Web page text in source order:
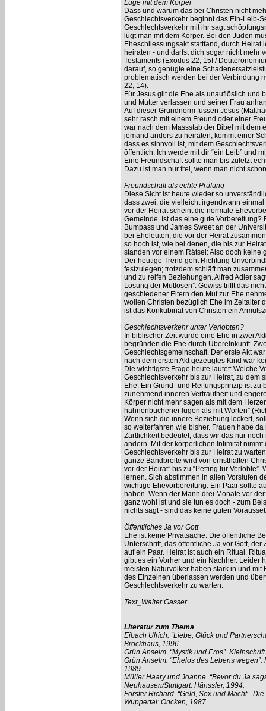
Lüge mit dem Körper
Dass und warum das bei Christen nicht
Geschlechtsverkehr beginnt das Ein-Leib-
Geschlechtsverkehr mit ihr sagt
lügt man mit dem Körper. Bei den Juden
Eheschliessungsakt stattfand, durch
heiraten - und darfst dich sogar nicht mehr
Testaments (Exodus 22, 15f /
darauf, so genügte eine
problematisch werden bei der Verbindung
22, 14).
Für Jesus gilt die Ehe als unauflöslich und
und Mutter verlassen und seiner Frau
Auf dieser Grundnorm fussen Jesus
sehr rasch mit einem Freund oder einer
war nach dem Massstab der Bibel mit dem
jemand anders zu heiraten, kommt einer
dass es sinnvoll ist, mit dem
öffentlich: Ich werde mit dir “ein Leib” und
Eine Freundschaft sollte man bis zuletzt
Dazu ist man nur frei, wenn man nicht
Freundschaft als echte Prüfung
Diese Sicht ist heute wieder so
dass zwei, die vielleicht irgendwann
vor der Heirat scheint die normale
Gemeinde. Ist das eine gute
Bumpass und James Sweet an der
bei Eheleuten, die vor der Heirat
so hoch ist, wie bei denen, die bis zur
standen vor einem Rätsel: Also doch keine
Der heutige Trend geht Richtung
festzulegen; trotzdem schläft man
und zu reifen Beziehungen. Alfred Adler
Lösung der Mutlosen”. Gewiss trifft das
geschiedener Eltern den Mut zur Ehe
wollen Christen bezüglich Ehe im Zeitalter
ist das Konkubinat von Christen ein
Geschlechtsverkehr unter Verlobten?
In biblischer Zeit wurde eine Ehe in zwei
begründen die Ehe durch Übereinkunft.
Geschlechtsgemeinschaft. Der erste Akt
nach dem ersten Akt gezeugtes Kind war
Die wichtigste Frage heute lautet: Welche
Geschlechtsverkehr bis zur Heirat, zu dem
Ehe. Ein Grund- und Reifungsprinzip ist
zunehmend inneren Vertrautheit und
Körper nicht mehr sagen als mit dem
hahnenbüchener lügen als mit Worten”
Wenn sich die innere Beziehung lockert,
so weiterfahren wie bisher. Frauen habe
Zärtlichkeit bedeutet, dass wir das nur
andern. Mit der körperlichen Intimität
Geschlechtsverkehr bis zur Heirat zu
ganze Bandbreite wird von ernsthaften
vor der Heirat” bis zu “Petting für
lernen. Sich abstimmen in allen Vorstufen
wichtige Ehevorbereitung. Ein Paar sollte
haben. Wenn der Mann drei Monate vor
ganz wohl ist und sie tun es doch - zum
nichts sagt - sind das keine guten
Öffentliches Ja vor Gott
Ehe ist keine Privatsache. Die öffentliche
Unterschrift, das öffentliche Ja vor Gott,
auf ein Paar. Heirat ist auch ein Ritual.
gibt es ein Vorher und ein Nachher. Leider
meisten Naturvölker haben stark in und
des Einzelnen überlassen werden und
Geschlechtsverkehr zu warten.
Text_Walter Gasser
Literatur zum Thema
Eibach Ulrich. “Liebe, Glück und
Brockhaus, 1996
Grün Anselm. “Mystik und Eros”.
Grün Anselm. “Ehelos des Lebens
1989.
Müller Haary und Joanne. “Bevor du Ja
Neuhausen/Stuttgart: Hänssler, 1994.
Forster Richard. “Geld, Sex und Macht -
Wuppertal: Oncken, 1987